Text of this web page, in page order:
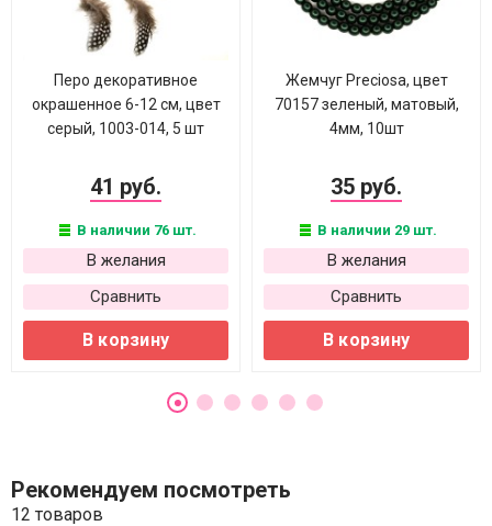
Перо декоративное
окрашенное 6-12 см, цвет
серый, 1003-014, 5 шт
41 руб.
В наличии 76 шт.
В желания
Сравнить
В корзину
Жемчуг Preciosa, цвет
70157 зеленый, матовый,
4мм, 10шт
35 руб.
В наличии 29 шт.
В желания
Сравнить
В корзину
Рекомендуем посмотреть
12 товаров